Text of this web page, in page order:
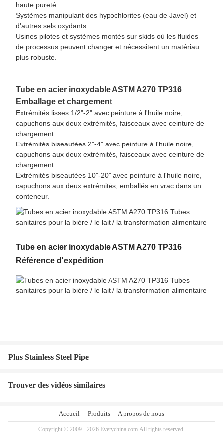
haute pureté.
Systèmes manipulant des hypochlorites (eau de Javel) et
d'autres sels oxydants.
Usines pilotes et systèmes montés sur skids où les fluides
de processus peuvent changer et nécessitent un matériau
plus robuste.
Tube en acier inoxydable ASTM A270 TP316
Emballage et chargement
Extrémités lisses 1/2"-2" avec peinture à l'huile noire,
capuchons aux deux extrémités, faisceaux avec ceinture de
chargement.
Extrémités biseautées 2"-4" avec peinture à l'huile noire,
capuchons aux deux extrémités, faisceaux avec ceinture de
chargement.
Extrémités biseautées 10"-20" avec peinture à l'huile noire,
capuchons aux deux extrémités, emballés en vrac dans un
conteneur.
Tube en acier inoxydable ASTM A270 TP316
Référence d'expédition
Plus Stainless Steel Pipe
Trouver des vidéos similaires
Accueil Produits A propos de nous
Copyright © 2009 - 2026 Everychina.com.All rights reserved.